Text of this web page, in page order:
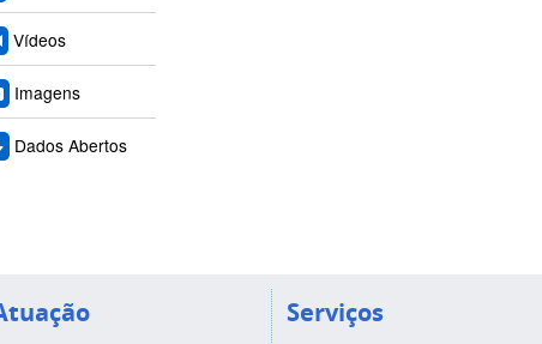
Vídeos
Imagens
Dados Abertos
Serviços